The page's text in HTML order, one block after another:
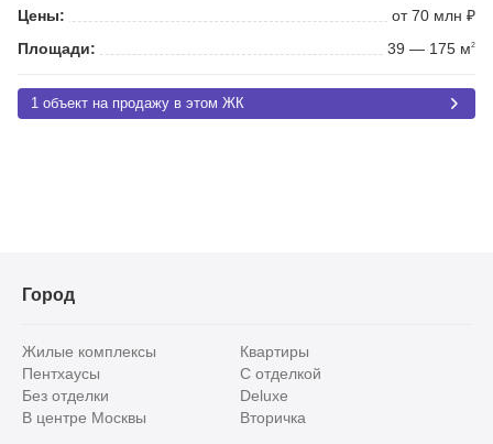
Цены:
от 70 млн ₽
Площади:
39 — 175 м2
1 объект на продажу в этом ЖК
Город
Жилые комплексы
Квартиры
Пентхаусы
С отделкой
Без отделки
Deluxe
В центре Москвы
Вторичка